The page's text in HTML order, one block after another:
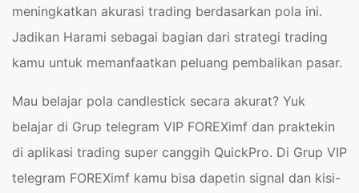
meningkatkan akurasi trading berdasarkan pola ini.
Jadikan Harami sebagai bagian dari strategi trading
kamu untuk memanfaatkan peluang pembalikan pasar.
Mau belajar pola candlestick secara akurat? Yuk
belajar di Grup telegram VIP FOREXimf dan praktekin
di aplikasi trading super canggih QuickPro. Di Grup VIP
telegram FOREXimf kamu bisa dapetin signal dan kisi-